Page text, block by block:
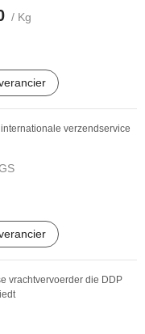
/ Kg
verzendservice
vrachtvervoerder die DDP